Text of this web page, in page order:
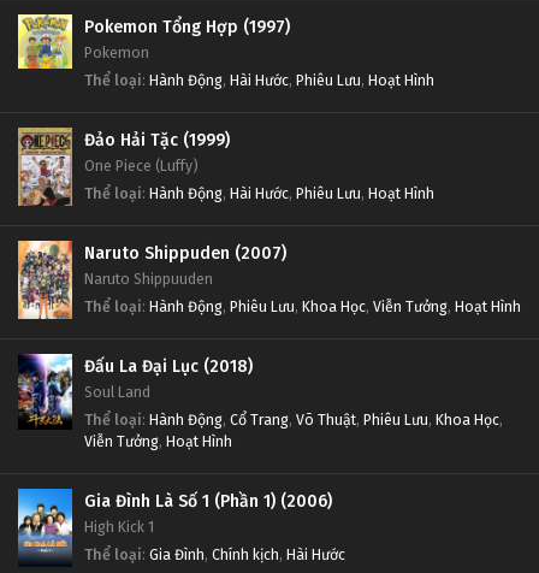
Pokemon Tổng Hợp (1997)
Pokemon
Thể loại: Hành Động, Hài Hước, Phiêu Lưu, Hoạt Hình
Đảo Hải Tặc (1999)
One Piece (Luffy)
Thể loại: Hành Động, Hài Hước, Phiêu Lưu, Hoạt Hình
Naruto Shippuden (2007)
Naruto Shippuuden
Thể loại: Hành Động, Phiêu Lưu, Khoa Học, Viễn Tưởng, Hoạt Hình
Đấu La Đại Lục (2018)
Soul Land
Thể loại: Hành Động, Cổ Trang, Võ Thuật, Phiêu Lưu, Khoa Học,
Viễn Tưởng, Hoạt Hình
Gia Đình Là Số 1 (Phần 1) (2006)
High Kick 1
Thể loại: Gia Đình, Chính kịch, Hài Hước